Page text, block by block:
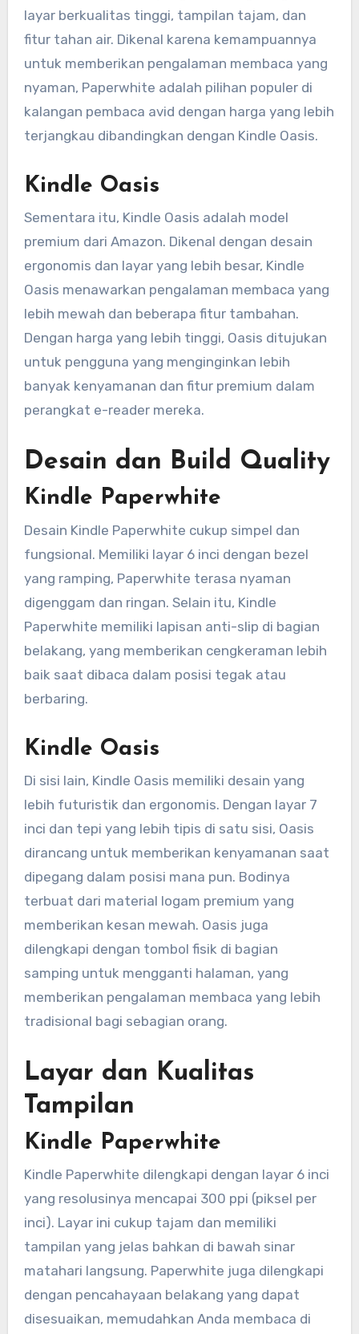
layar berkualitas tinggi, tampilan tajam, dan
fitur tahan air. Dikenal karena kemampuannya
untuk memberikan pengalaman membaca yang
nyaman, Paperwhite adalah pilihan populer di
kalangan pembaca avid dengan harga yang lebih
terjangkau dibandingkan dengan Kindle Oasis.
Kindle Oasis
Sementara itu, Kindle Oasis adalah model
premium dari Amazon. Dikenal dengan desain
ergonomis dan layar yang lebih besar, Kindle
Oasis menawarkan pengalaman membaca yang
lebih mewah dan beberapa fitur tambahan.
Dengan harga yang lebih tinggi, Oasis ditujukan
untuk pengguna yang menginginkan lebih
banyak kenyamanan dan fitur premium dalam
perangkat e-reader mereka.
Desain dan Build Quality
Kindle Paperwhite
Desain Kindle Paperwhite cukup simpel dan
fungsional. Memiliki layar 6 inci dengan bezel
yang ramping, Paperwhite terasa nyaman
digenggam dan ringan. Selain itu, Kindle
Paperwhite memiliki lapisan anti-slip di bagian
belakang, yang memberikan cengkeraman lebih
baik saat dibaca dalam posisi tegak atau
berbaring.
Kindle Oasis
Di sisi lain, Kindle Oasis memiliki desain yang
lebih futuristik dan ergonomis. Dengan layar 7
inci dan tepi yang lebih tipis di satu sisi, Oasis
dirancang untuk memberikan kenyamanan saat
dipegang dalam posisi mana pun. Bodinya
terbuat dari material logam premium yang
memberikan kesan mewah. Oasis juga
dilengkapi dengan tombol fisik di bagian
samping untuk mengganti halaman, yang
memberikan pengalaman membaca yang lebih
tradisional bagi sebagian orang.
Layar dan Kualitas
Tampilan
Kindle Paperwhite
Kindle Paperwhite dilengkapi dengan layar 6 inci
yang resolusinya mencapai 300 ppi (piksel per
inci). Layar ini cukup tajam dan memiliki
tampilan yang jelas bahkan di bawah sinar
matahari langsung. Paperwhite juga dilengkapi
dengan pencahayaan belakang yang dapat
disesuaikan, memudahkan Anda membaca di